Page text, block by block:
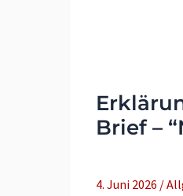
Brief –
4. Juni 2026 /